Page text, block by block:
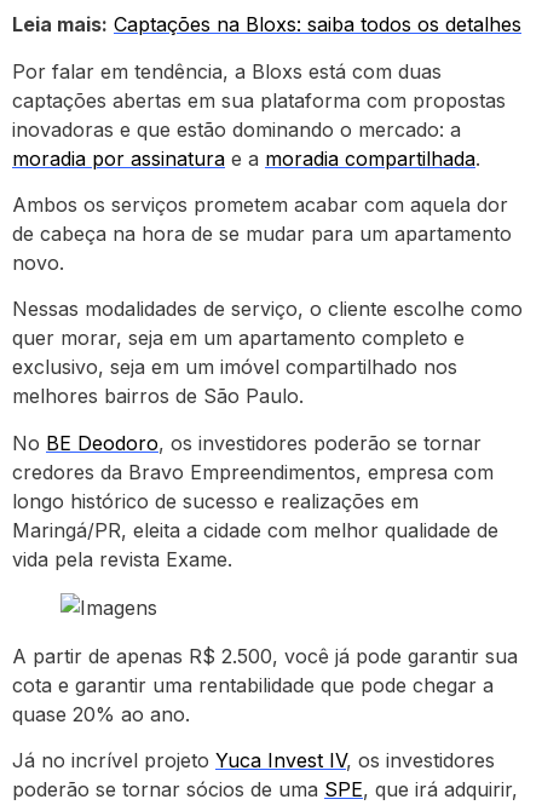
Leia mais: Captações na Bloxs: saiba todos os detalhes
Por falar em tendência, a Bloxs está com duas
captações abertas em sua plataforma com propostas
inovadoras e que estão dominando o mercado: a
moradia por assinatura e a moradia compartilhada.
Ambos os serviços prometem acabar com aquela dor
de cabeça na hora de se mudar para um apartamento
novo.
Nessas modalidades de serviço, o cliente escolhe como
quer morar, seja em um apartamento completo e
exclusivo, seja em um imóvel compartilhado nos
melhores bairros de São Paulo.
No BE Deodoro, os investidores poderão se tornar
credores da Bravo Empreendimentos, empresa com
longo histórico de sucesso e realizações em
Maringá/PR, eleita a cidade com melhor qualidade de
vida pela revista Exame.
A partir de apenas R$ 2.500, você já pode garantir sua
cota e garantir uma rentabilidade que pode chegar a
quase 20% ao ano.
Já no incrível projeto Yuca Invest IV, os investidores
poderão se tornar sócios de uma SPE, que irá adquirir,